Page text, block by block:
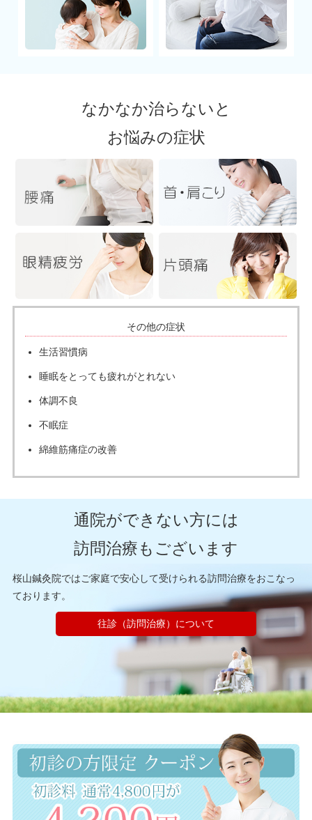
なかなか治らないと
お悩みの症状
その他の症状
生活習慣病
睡眠をとっても疲れがとれない
体調不良
不眠症
綿維筋痛症の改善
通院ができない方には
訪問治療もございます
桜山鍼灸院ではご家庭で安心して受けられる訪問治療をおこなっ
ております。
往診（訪問治療）について